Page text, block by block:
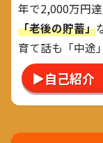
年で2,000万円達
「老後の貯蓄」
育て話も「中途
▶自己紹介